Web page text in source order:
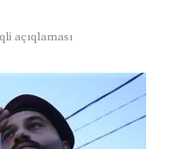
açıqlaması